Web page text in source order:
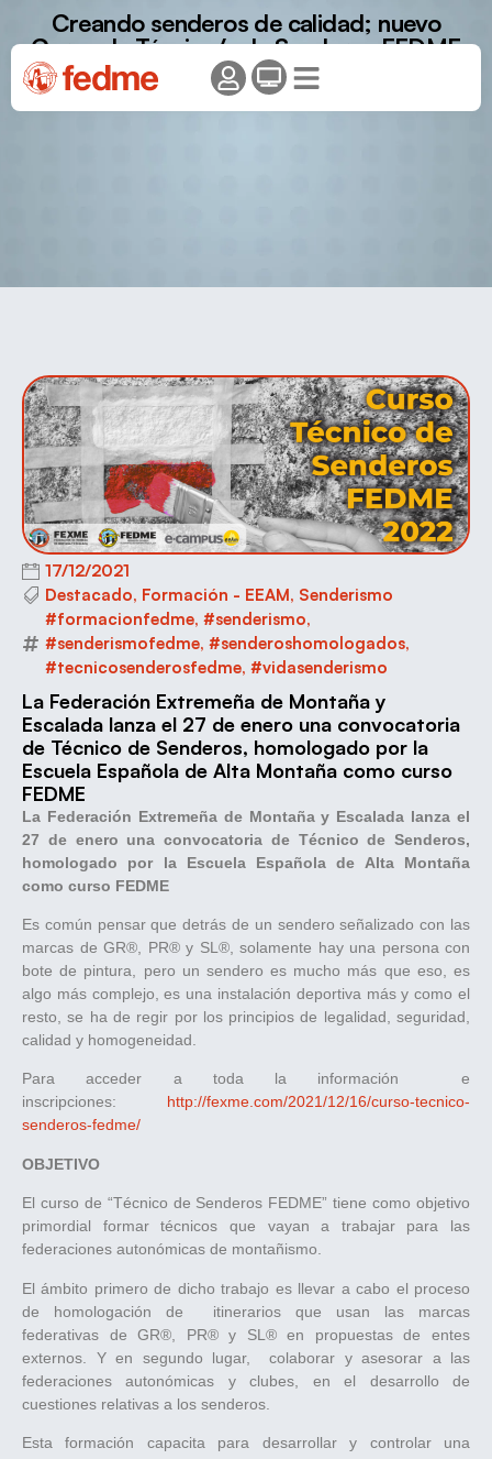
Creando senderos de calidad; nuevo
Curso de Técnico/a de Senderos FEDME
17/12/2021
Destacado, Formación - EEAM, Senderismo
#formacionfedme, #senderismo,
#senderismofedme, #senderoshomologados,
#tecnicosenderosfedme, #vidasenderismo
La Federación Extremeña de Montaña y
Escalada lanza el 27 de enero una convocatoria
de Técnico de Senderos, homologado por la
Escuela Española de Alta Montaña como curso
FEDME
La Federación Extremeña de Montaña y Escalada lanza el
27 de enero una convocatoria de Técnico de Senderos,
homologado por la Escuela Española de Alta Montaña
como curso FEDME
Es común pensar que detrás de un sendero señalizado con las
marcas de GR®, PR® y SL®, solamente hay una persona con
bote de pintura, pero un sendero es mucho más que eso, es
algo más complejo, es una instalación deportiva más y como el
resto, se ha de regir por los principios de legalidad, seguridad,
calidad y homogeneidad.
Para acceder a toda la información e
inscripciones: http://fexme.com/2021/12/16/curso-tecnico-
senderos-fedme/
OBJETIVO
El curso de “Técnico de Senderos FEDME” tiene como objetivo
primordial formar técnicos que vayan a trabajar para las
federaciones autonómicas de montañismo.
El ámbito primero de dicho trabajo es llevar a cabo el proceso
de homologación de itinerarios que usan las marcas
federativas de GR®, PR® y SL® en propuestas de entes
externos. Y en segundo lugar, colaborar y asesorar a las
federaciones autonómicas y clubes, en el desarrollo de
cuestiones relativas a los senderos.
Esta formación capacita para desarrollar y controlar una